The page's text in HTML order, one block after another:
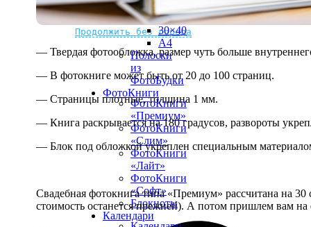
Не нашли Ваш город?
Мы доставляем по всему миру
Продолжить без города
30×30
30×40
A4
Полоски
из
ФотоБудки
ФотоКниги
ФотоКниги
«Премиум»
ФотоКниги
«Слим»
ФотоКниги
«Лайт»
ФотоКниги
«Софт»
Блокноты
Календари
— Твердая фотообложка, размер чуть больше
— В фотокниге может быть от 20 до 100 страниц.
— Страницы плотные, толщина 1 мм.
— Книга раскрывается на 180 градусов, развороты
— Блок под обложкой укреплен специальным
Свадебная фотокнига типа «Премиум» рассчитана на
стоимость останется прежней). А потом пришлем вам на